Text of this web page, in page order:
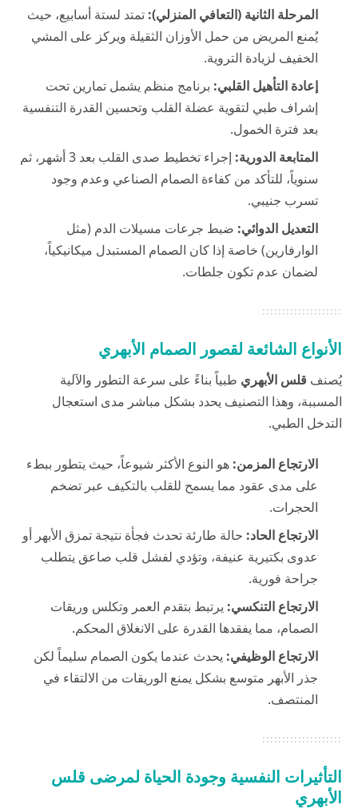
المرحلة الثانية (التعافي المنزلي): تمتد لستة أسابيع، حيث
يُمنع المريض من حمل الأوزان الثقيلة ويركز على المشي
الخفيف لزيادة التروية.
إعادة التأهيل القلبي: برنامج منظم يشمل تمارين تحت
إشراف طبي لتقوية عضلة القلب وتحسين القدرة التنفسية
بعد فترة الخمول.
المتابعة الدورية:
إجراء تخطيط صدى القلب بعد 3 أشهر، ثم
سنوياً، للتأكد من كفاءة الصمام الصناعي وعدم وجود
تسرب جنيبي.
التعديل الدوائي: ضبط جرعات مسيلات الدم (مثل
الوارفارين) خاصة إذا كان الصمام المستبدل ميكانيكياً،
لضمان عدم تكون جلطات.
الأنواع الشائعة لقصور الصمام الأبهري
يُصنف قلس الأبهري طبياً بناءً على سرعة التطور والآلية
المسببة، وهذا التصنيف يحدد بشكل مباشر مدى استعجال
التدخل الطبي.
الارتجاع المزمن: هو النوع الأكثر شيوعاً، حيث يتطور ببطء
على مدى عقود مما يسمح للقلب بالتكيف عبر تضخم
الحجرات.
الارتجاع الحاد: حالة طارئة تحدث فجأة نتيجة تمزق الأبهر أو
عدوى بكتيرية عنيفة، وتؤدي لفشل قلب صاعق يتطلب
جراحة فورية.
الارتجاع التنكسي: يرتبط بتقدم العمر وتكلس وريقات
الصمام، مما يفقدها القدرة على الانغلاق المحكم.
الارتجاع الوظيفي: يحدث عندما يكون الصمام سليماً لكن
جذر الأبهر متوسع بشكل يمنع الوريقات من الالتقاء في
المنتصف.
التأثيرات النفسية وجودة الحياة لمرضى قلس
الأبهري